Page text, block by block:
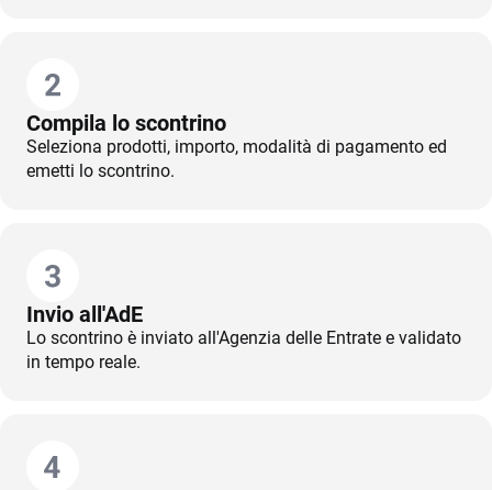
Compila lo scontrino
Seleziona prodotti, importo, modalità di pagamento ed
emetti lo scontrino.
Invio all'AdE
Lo scontrino è inviato all'Agenzia delle Entrate e validato
in tempo reale.